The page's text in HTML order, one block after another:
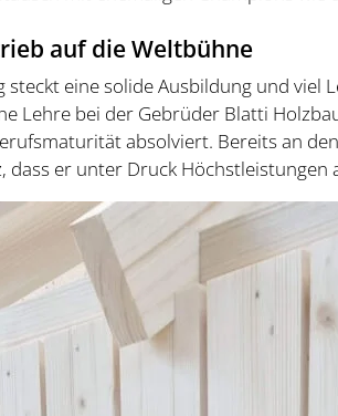
auf die Weltbühne
steckt eine solide Ausbildung und viel
Lehre bei der Gebrüder Blatti
absolviert. Bereits an
dass er unter Druck Höchstleistungen